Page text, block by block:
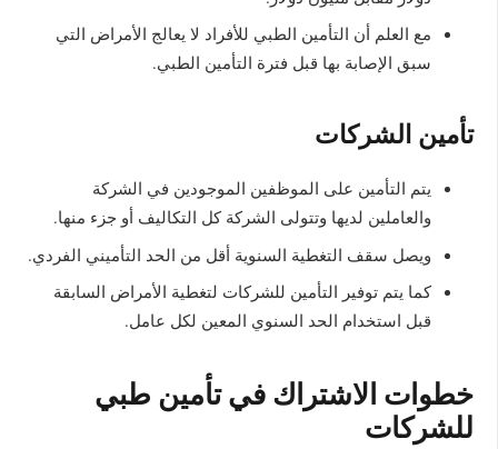
مع العلم أن التأمين الطبي للأفراد لا يعالج الأمراض التي
سبق الإصابة بها قبل فترة التأمين الطبي.
تأمين الشركات
يتم التأمين على الموظفين الموجودين في الشركة
والعاملين لديها وتتولى الشركة كل التكاليف أو جزء منها.
ويصل سقف التغطية السنوية أقل من الحد التأميني الفردي.
كما يتم توفير التأمين للشركات لتغطية الأمراض السابقة
قبل استخدام الحد السنوي المعين لكل عامل.
خطوات الاشتراك في تأمين طبي
للشركات